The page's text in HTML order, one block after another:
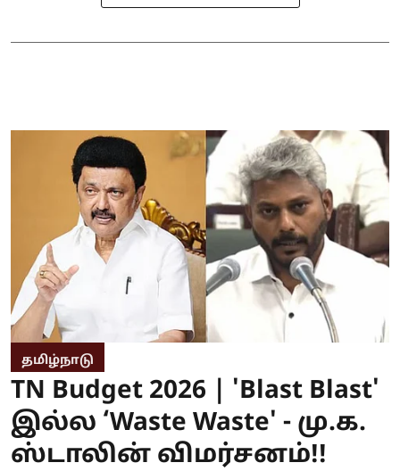
தமிழ்நாடு
TN Budget 2026 | 'Blast Blast'
இல்ல ‘Waste Waste' - மு.க.
ஸ்டாலின் விமர்சனம்!!